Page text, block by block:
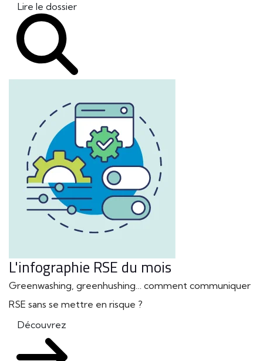
Lire le dossier
L'infographie RSE du mois
Greenwashing, greenhushing… comment communiquer
RSE sans se mettre en risque ?
Découvrez